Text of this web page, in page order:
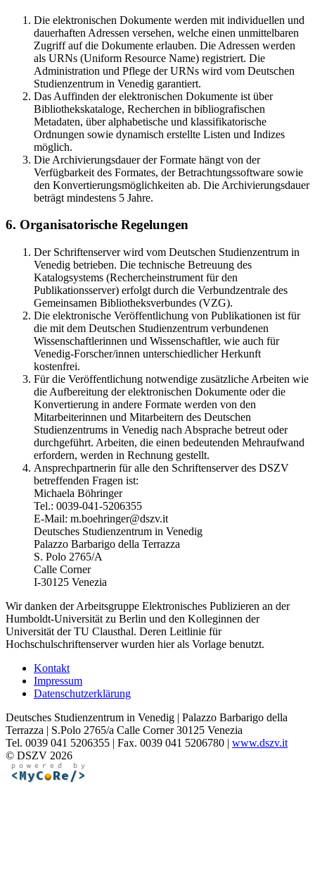
Die elektronischen Dokumente werden mit individuellen und
dauerhaften Adressen versehen, welche einen unmittelbaren
Zugriff auf die Dokumente erlauben. Die Adressen werden
als URNs (Uniform Resource Name) registriert. Die
Administration und Pflege der URNs wird vom Deutschen
Studienzentrum in Venedig garantiert.
Das Auffinden der elektronischen Dokumente ist über
Bibliothekskataloge, Recherchen in bibliografischen
Metadaten, über alphabetische und klassifikatorische
Ordnungen sowie dynamisch erstellte Listen und Indizes
möglich.
Die Archivierungsdauer der Formate hängt von der
Verfügbarkeit des Formates, der Betrachtungssoftware sowie
den Konvertierungsmöglichkeiten ab. Die Archivierungsdauer
beträgt mindestens 5 Jahre.
6. Organisatorische Regelungen
Der Schriftenserver wird vom Deutschen Studienzentrum in
Venedig betrieben. Die technische Betreuung des
Katalogsystems (Rechercheinstrument für den
Publikationsserver) erfolgt durch die Verbundzentrale des
Gemeinsamen Bibliotheksverbundes (VZG).
Die elektronische Veröffentlichung von Publikationen ist für
die mit dem Deutschen Studienzentrum verbundenen
Wissenschaftlerinnen und Wissenschaftler, wie auch für
Venedig-Forscher/innen unterschiedlicher Herkunft
kostenfrei.
Für die Veröffentlichung notwendige zusätzliche Arbeiten wie
die Aufbereitung der elektronischen Dokumente oder die
Konvertierung in andere Formate werden von den
Mitarbeiterinnen und Mitarbeitern des Deutschen
Studienzentrums in Venedig nach Absprache betreut oder
durchgeführt. Arbeiten, die einen bedeutenden Mehraufwand
erfordern, werden in Rechnung gestellt.
Ansprechpartnerin für alle den Schriftenserver des DSZV
betreffenden Fragen ist:
Michaela Böhringer
Tel.: 0039-041-5206355
E-Mail: m.boehringer@dszv.it
Deutsches Studienzentrum in Venedig
Palazzo Barbarigo della Terrazza
S. Polo 2765/A
Calle Corner
I-30125 Venezia
Wir danken der Arbeitsgruppe Elektronisches Publizieren an der
Humboldt-Universität zu Berlin und den Kolleginnen der
Universität der TU Clausthal. Deren Leitlinie für
Hochschulschriftenserver wurden hier als Vorlage benutzt.
Kontakt
Impressum
Datenschutzerklärung
Deutsches Studienzentrum in Venedig | Palazzo Barbarigo della
Terrazza | S.Polo 2765/a Calle Corner 30125 Venezia
Tel. 0039 041 5206355 | Fax. 0039 041 5206780 | www.dszv.it
© DSZV 2026